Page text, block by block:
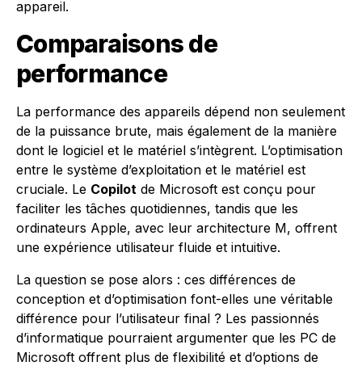
appareil.
Comparaisons de
performance
La performance des appareils dépend non seulement
de la puissance brute, mais également de la manière
dont le logiciel et le matériel s’intègrent. L’optimisation
entre le système d’exploitation et le matériel est
cruciale. Le Copilot de Microsoft est conçu pour
faciliter les tâches quotidiennes, tandis que les
ordinateurs Apple, avec leur architecture M, offrent
une expérience utilisateur fluide et intuitive.
La question se pose alors : ces différences de
conception et d’optimisation font-elles une véritable
différence pour l’utilisateur final ? Les passionnés
d’informatique pourraient argumenter que les PC de
Microsoft offrent plus de flexibilité et d’options de